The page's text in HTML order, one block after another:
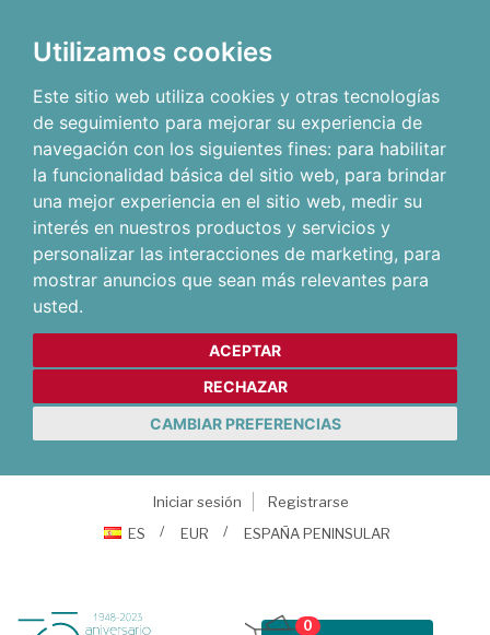
Utilizamos cookies
Este sitio web utiliza cookies y otras tecnologías
de seguimiento para mejorar su experiencia de
navegación con los siguientes fines: para habilitar
la funcionalidad básica del sitio web, para brindar
una mejor experiencia en el sitio web, medir su
interés en nuestros productos y servicios y
personalizar las interacciones de marketing, para
mostrar anuncios que sean más relevantes para
usted.
ACEPTAR
RECHAZAR
CAMBIAR PREFERENCIAS
Iniciar sesión
Registrarse
ES
EUR ESPAÑA PENINSULAR
0